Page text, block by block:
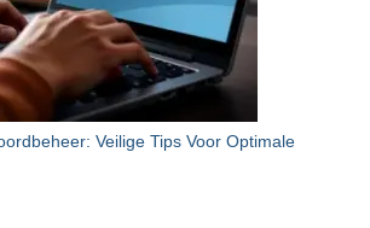
Veilige Tips Voor Optimale